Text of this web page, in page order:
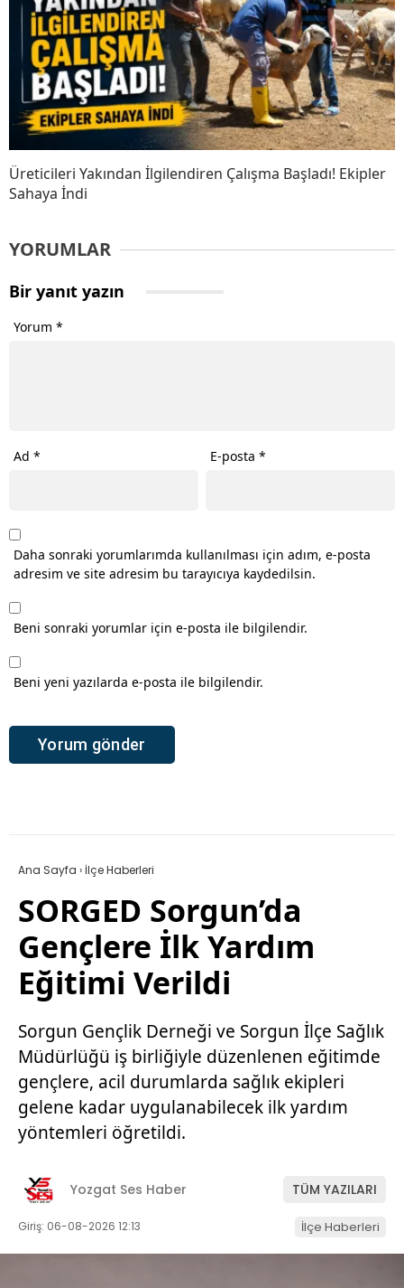
Üreticileri Yakından İlgilendiren Çalışma Başladı! Ekipler
Sahaya İndi
YORUMLAR
Bir yanıt yazın
Yorum *
Ad * E-posta*
Daha sonraki yorumlarımda kullanılması için adım, e-posta
adresim ve site adresim bu tarayıcıya kaydedilsin.
Beni sonraki yorumlar için e-posta ile bilgilendir.
Beni yeni yazılarda e-posta ile bilgilendir.
Ana Sayfa › İlçe Haberleri
SORGED Sorgun’da
Gençlere İlk Yardım
Eğitimi Verildi
Sorgun Gençlik Derneği ve Sorgun İlçe Sağlık
Müdürlüğü iş birliğiyle düzenlenen eğitimde
gençlere, acil durumlarda sağlık ekipleri
gelene kadar uygulanabilecek ilk yardım
yöntemleri öğretildi.
Yozgat Ses Haber TÜM YAZILARI
Giriş: 06-08-2026 12:13 İlçe Haberleri